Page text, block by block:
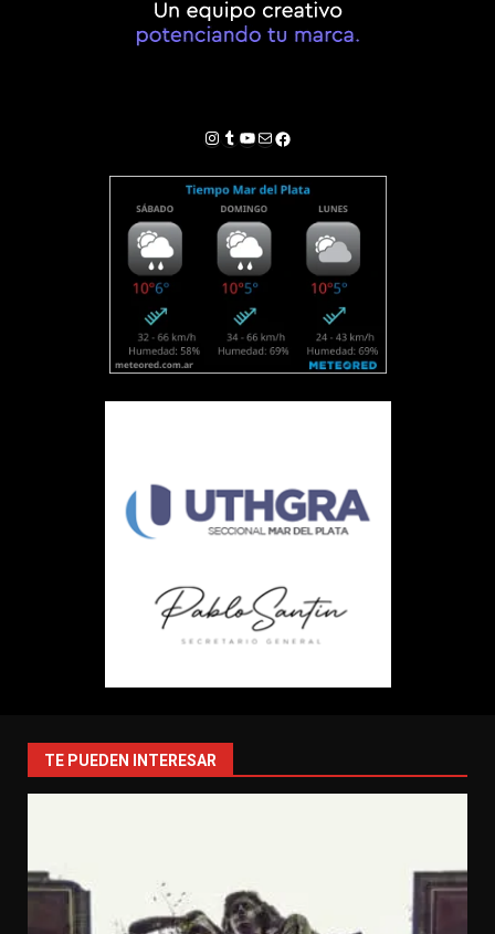
Instagram
Tumblr
YouTube
Correo electrónico
Facebook
TE PUEDEN INTERESAR